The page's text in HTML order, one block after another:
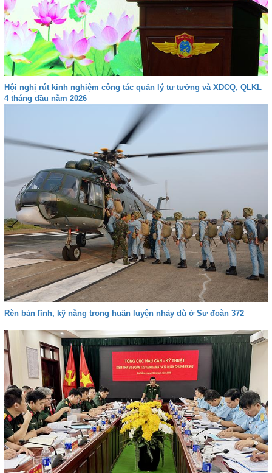
Hội nghị rút kinh nghiệm công tác quản lý tư tưởng và XDCQ, QLKL
4 tháng đầu năm 2026
Rèn bản lĩnh, kỹ năng trong huấn luyện nhảy dù ở Sư đoàn 372